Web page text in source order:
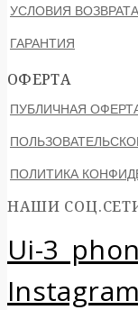
УСЛОВИЯ ВОЗВРАТА
ГАРАНТИЯ
ОФЕРТА
ПУБЛИЧНАЯ
ПОЛИТИКА
НАШИ
Ui-
Instagram